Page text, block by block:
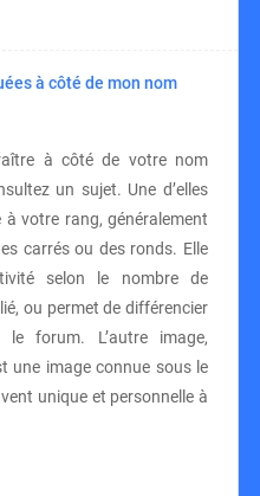
à côté de mon nom
à côté de votre nom
un sujet. Une d’elles
votre rang, généralement
carrés ou des ronds. Elle
selon le nombre de
ou permet de différencier
forum. L’autre image,
une image connue sous le
unique et personnelle à